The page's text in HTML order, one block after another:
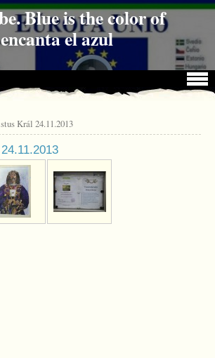
Blue is the color of
el azul
Král 24.11.2013